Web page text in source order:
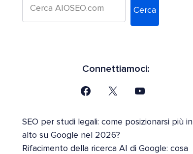
Cerca
Connettiamoci:
SEO per studi legali: come posizionarsi più in
alto su Google nel 2026?
Rifacimento della ricerca AI di Google: cosa